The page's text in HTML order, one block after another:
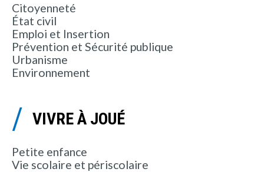
Citoyenneté
État civil
Emploi et Insertion
Prévention et Sécurité publique
Urbanisme
Environnement
VIVRE À JOUÉ
Petite enfance
Vie scolaire et périscolaire